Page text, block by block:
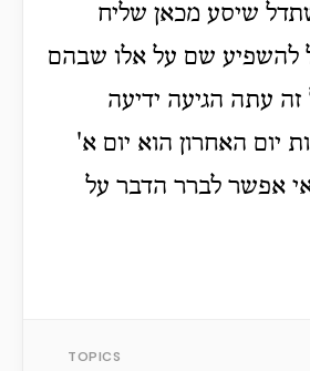
שיסע מכאן שליח
להשפיע שם על אלו שבהם
זה עתה הגיעה ידיעה
יום האחרון הוא יום א'
אפשר לברר הדבר על
TOPICS